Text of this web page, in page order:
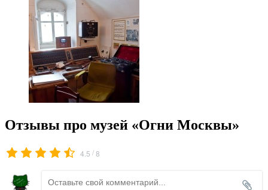
Отзывы про музей «Огни Москвы»
4.5 /8